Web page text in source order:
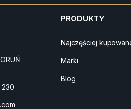
230
PRODUKTY
Najczęściej
Marki
Blog